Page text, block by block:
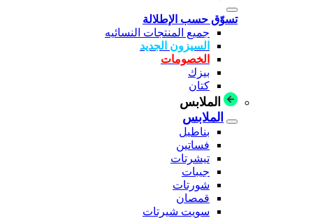
تسوّق حسب الإطلالة
جميع المنتجات النسائيه
السيزون الجديد
الخصومات
بيزك
كتان
الملابس
الملابس
بناطيل
فساتين
تيشرتات
جيبات
شورتات
قمصان
سويت شيرتات